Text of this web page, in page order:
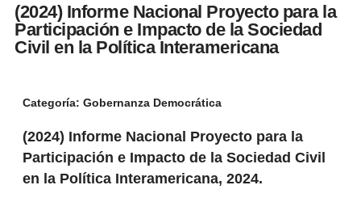
(2024) Informe Nacional Proyecto para la
Participación e Impacto de la Sociedad
Civil en la Política Interamericana
Categoría: Gobernanza Democrática
(2024) Informe Nacional Proyecto para la
Participación e Impacto de la Sociedad Civil
en la Política Interamericana, 2024.